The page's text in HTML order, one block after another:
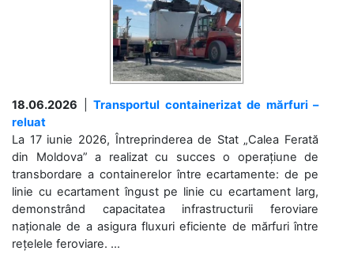
18.06.2026
Transportul containerizat de mărfuri –
reluat
La 17 iunie 2026, Întreprinderea de Stat „Calea Ferată
din Moldova” a realizat cu succes o operațiune de
transbordare a containerelor între ecartamente: de pe
linie cu ecartament îngust pe linie cu ecartament larg,
demonstrând capacitatea infrastructurii feroviare
naționale de a asigura fluxuri eficiente de mărfuri între
rețelele feroviare. ...